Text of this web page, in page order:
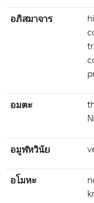
อภิสมาจาร
อมตะ
อมูฬหวินัย
อโมหะ